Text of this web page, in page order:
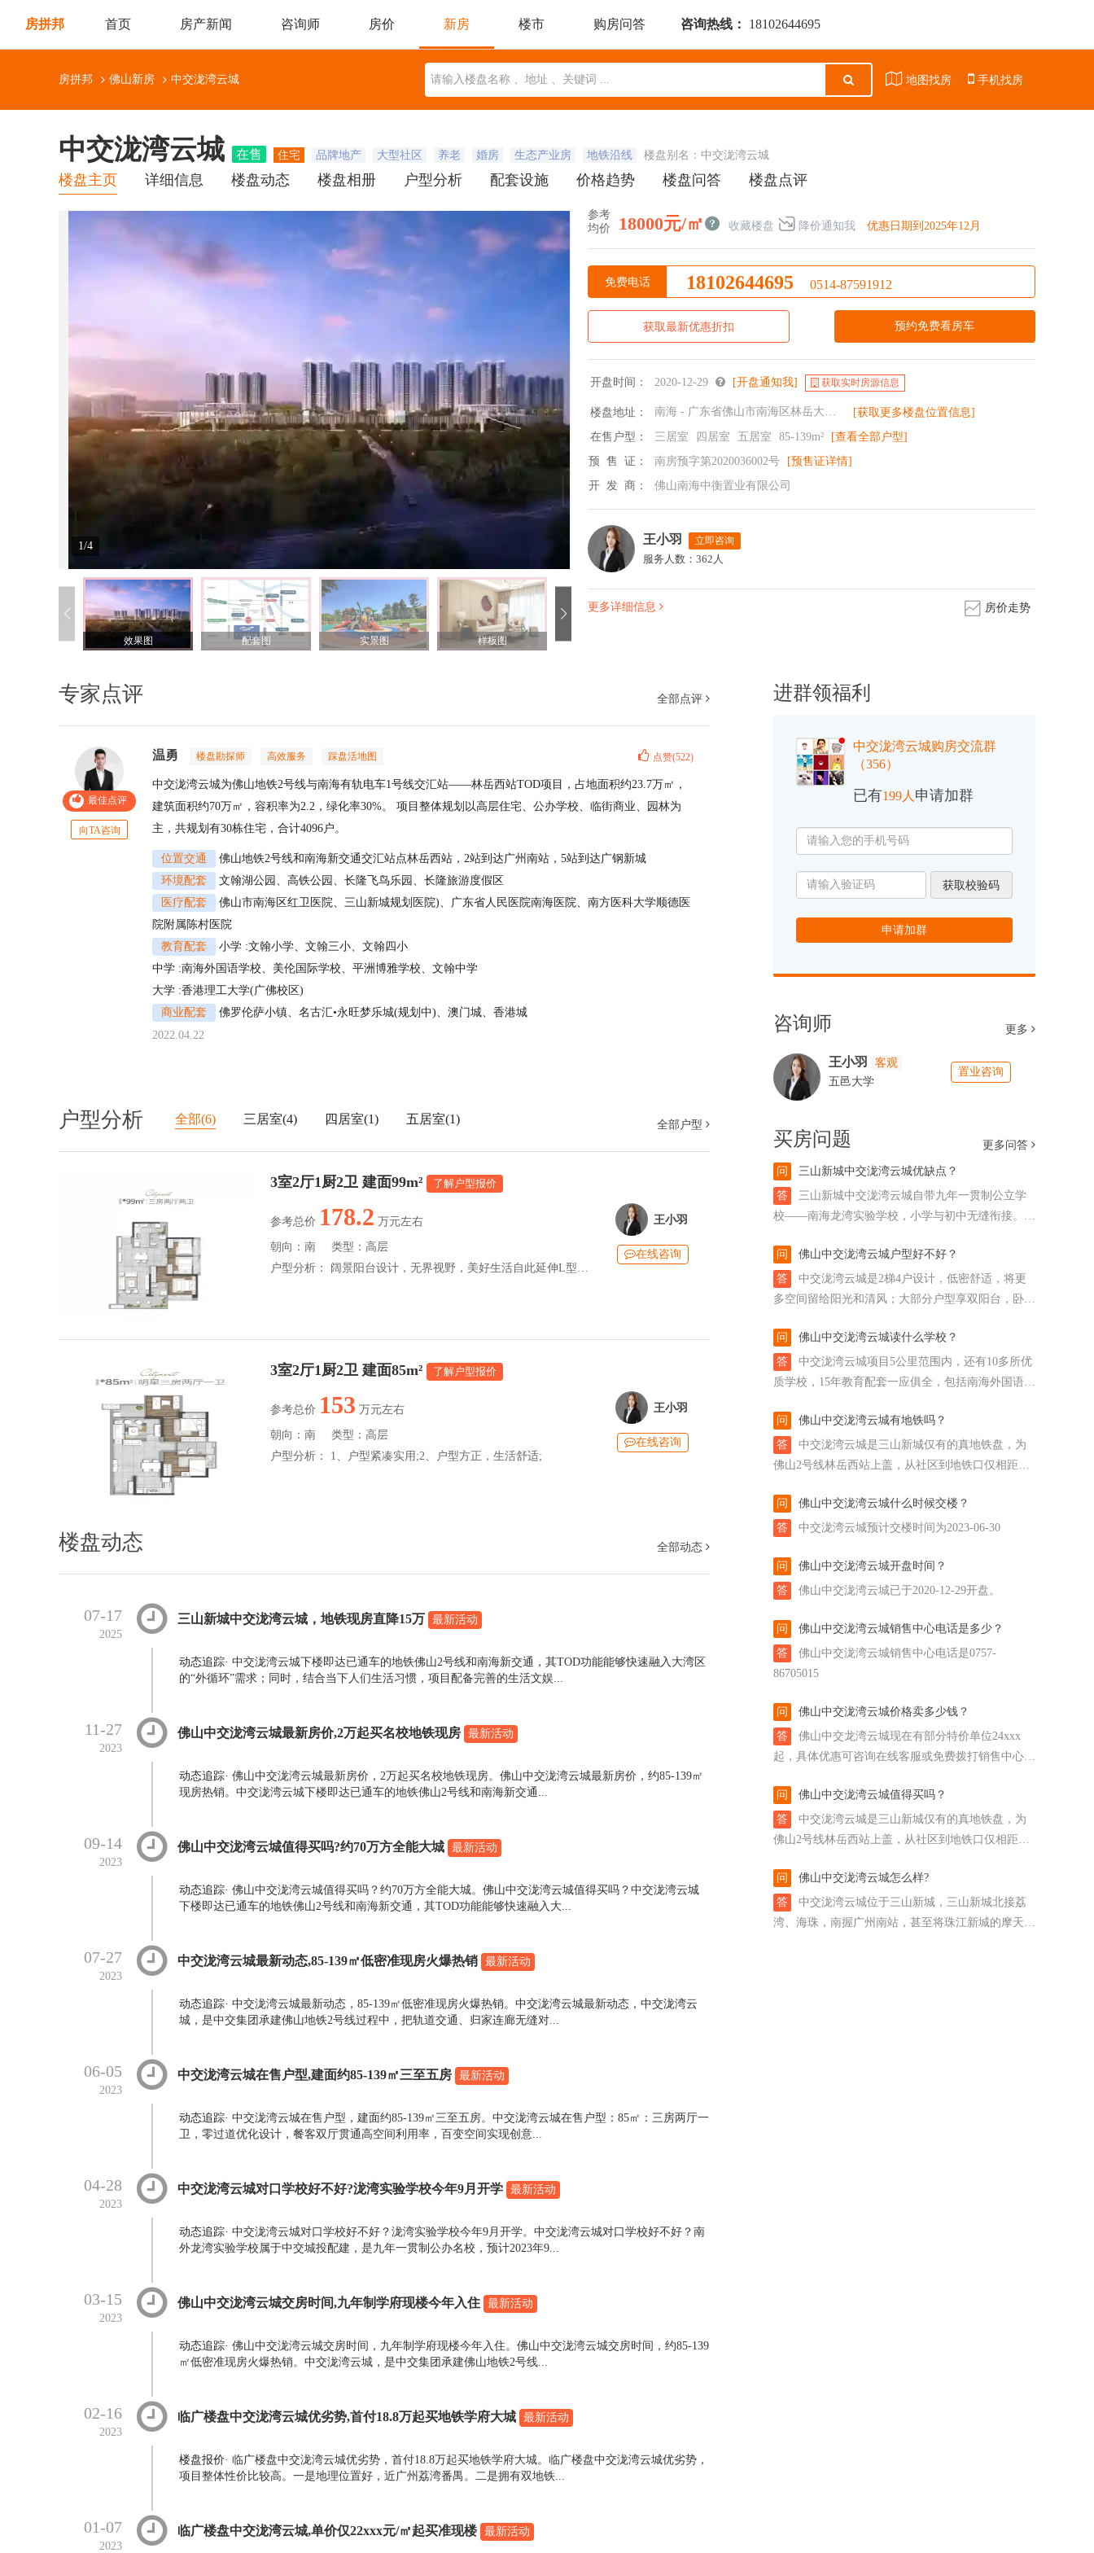
房拼邦 首页 房产新闻 咨询师 房价 新房
委托找房
楼市
本地楼市
购房问答 咨询热线： 18102644695
房拼邦 佛山新房 中交泷湾云城 地图找房 手机找房
中交泷湾云城 在售 住宅 品牌地产 大型社区 养老 婚房 生态产业房 地铁沿线 楼盘别名：中交泷湾云城
楼盘主页 详细信息 楼盘动态 楼盘相册 户型分析 配套设施 价格趋势 楼盘问答 楼盘点评
1/4
效果图 配套图 实景图 样板图
参考
均价
18000元/㎡ 收藏楼盘 降价通知我 优惠日期到2025年12月
免费电话 18102644695 0514-87591912
获取最新优惠折扣 预约免费看房车
开盘时间： 2020-12-29 [开盘通知我] 获取实时房源信息
楼盘地址： 南海 - 广东省佛山市南海区林岳大道(佛山地铁2号线林岳西站)
[获取更多楼盘位置信息]
在售户型：
三居室 四居室 五居室 85-139m²
[查看全部户型]
预 售 证：
南房预字第2020036002号
[预售证详情]
开 发 商：
佛山南海中衡置业有限公司
王小羽 立即咨询
服务人数：362人
更多详细信息 房价走势
专家点评 全部点评
最佳点评
向TA咨询
温勇 楼盘勘探师 高效服务 踩盘活地图 点赞(522)
中交泷湾云城为佛山地铁2号线与南海有轨电车1号线交汇站——林岳西站TOD项目，占地面积约23.7万㎡，
建筑面积约70万㎡，容积率为2.2，绿化率30%。 项目整体规划以高层住宅、公办学校、临街商业、园林为
主，共规划有30栋住宅，合计4096户。
位置交通
佛山地铁2号线和南海新交通交汇站点林岳西站，2站到达广州南站，5站到达广钢新城
环境配套
文翰湖公园、高铁公园、长隆飞鸟乐园、长隆旅游度假区
医疗配套
佛山市南海区红卫医院、三山新城规划医院)、广东省人民医院南海医院、南方医科大学顺德医
院附属陈村医院
教育配套
小学 :文翰小学、文翰三小、文翰四小
中学 :南海外国语学校、美伦国际学校、平洲博雅学校、文翰中学
大学 :香港理工大学(广佛校区)
商业配套
佛罗伦萨小镇、名古汇•永旺梦乐城(规划中)、澳门城、香港城
2022.04.22
户型分析 全部(6) 三居室(4) 四居室(1) 五居室(1) 全部户型
3室2厅1厨2卫 建面99m² 了解户型报价
参考总价 178.2 万元左右
朝向：南
类型：高层
户型分析：
阔景阳台设计，无界视野，美好生活自此延伸L型明亮厨房，收纳有序，洗切炒取一步到位
王小羽
在线咨询
3室2厅1厨2卫 建面85m² 了解户型报价
参考总价 153 万元左右
朝向：南
类型：高层
户型分析：
1、户型紧凑实用;2、户型方正，生活舒适;
王小羽
在线咨询
楼盘动态 全部动态
07-17
2025
三山新城中交泷湾云城，地铁现房直降15万 最新活动
动态追踪· 中交泷湾云城下楼即达已通车的地铁佛山2号线和南海新交通，其TOD功能能够快速融入大湾区
的“外循环”需求；同时，结合当下人们生活习惯，项目配备完善的生活文娱...
11-27
2023
佛山中交泷湾云城最新房价,2万起买名校地铁现房 最新活动
动态追踪· 佛山中交泷湾云城最新房价，2万起买名校地铁现房。佛山中交泷湾云城最新房价，约85-139㎡
现房热销。中交泷湾云城下楼即达已通车的地铁佛山2号线和南海新交通...
09-14
2023
佛山中交泷湾云城值得买吗?约70万方全能大城 最新活动
动态追踪· 佛山中交泷湾云城值得买吗？约70万方全能大城。佛山中交泷湾云城值得买吗？中交泷湾云城
下楼即达已通车的地铁佛山2号线和南海新交通，其TOD功能能够快速融入大...
07-27
2023
中交泷湾云城最新动态,85-139㎡低密准现房火爆热销 最新活动
动态追踪· 中交泷湾云城最新动态，85-139㎡低密准现房火爆热销。中交泷湾云城最新动态，中交泷湾云
城，是中交集团承建佛山地铁2号线过程中，把轨道交通、归家连廊无缝对...
06-05
2023
中交泷湾云城在售户型,建面约85-139㎡三至五房 最新活动
动态追踪· 中交泷湾云城在售户型，建面约85-139㎡三至五房。中交泷湾云城在售户型：85㎡：三房两厅一
卫，零过道优化设计，餐客双厅贯通高空间利用率，百变空间实现创意...
04-28
2023
中交泷湾云城对口学校好不好?泷湾实验学校今年9月开学 最新活动
动态追踪· 中交泷湾云城对口学校好不好？泷湾实验学校今年9月开学。中交泷湾云城对口学校好不好？南
外龙湾实验学校属于中交城投配建，是九年一贯制公办名校，预计2023年9...
03-15
2023
佛山中交泷湾云城交房时间,九年制学府现楼今年入住 最新活动
动态追踪· 佛山中交泷湾云城交房时间，九年制学府现楼今年入住。佛山中交泷湾云城交房时间，约85-139
㎡低密准现房火爆热销。中交泷湾云城，是中交集团承建佛山地铁2号线...
02-16
2023
临广楼盘中交泷湾云城优劣势,首付18.8万起买地铁学府大城 最新活动
楼盘报价· 临广楼盘中交泷湾云城优劣势，首付18.8万起买地铁学府大城。临广楼盘中交泷湾云城优劣势，
项目整体性价比较高。一是地理位置好，近广州荔湾番禺。二是拥有双地铁...
01-07
2023
临广楼盘中交泷湾云城,单价仅22xxx元/㎡起买准现楼 最新活动
进群领福利
中交泷湾云城购房交流群
（356）
已有199人 申请加群
获取校验码
申请加群
咨询师 更多
王小羽
客观
五邑大学
置业咨询
买房问题 更多问答
问
三山新城中交泷湾云城优缺点？
答
三山新城中交泷湾云城自带九年一贯制公立学
校——南海龙湾实验学校，小学与初中无缝衔接。
主规划仅有4000多户，与广州多个带学校的大盘相
较，优势明显。
问
佛山中交泷湾云城户型好不好？
答
中交泷湾云城是2梯4户设计，低密舒适，将更
多空间留给阳光和清风；大部分户型享双阳台，卧室
贵。
问
佛山中交泷湾云城读什么学校？
答
中交泷湾云城项目5公里范围内，还有10多所优
质学校，15年教育配套一应俱全，包括南海外国语学
问
佛山中交泷湾云城有地铁吗？
答
中交泷湾云城是三山新城仅有的真地铁盘，为
佛山2号线林岳西站上盖，从社区到地铁口仅相距数
交通大网后，通过2号线，5站到海珠；而换乘22号
线，4站到广钢新城。 从项目自驾到广州也便利，与
即可到达。
问
佛山中交泷湾云城什么时候交楼？
答
中交泷湾云城预计交楼时间为2023-06-30
问
佛山中交泷湾云城开盘时间？
答
佛山中交泷湾云城已于2020-12-29开盘。
问
佛山中交泷湾云城销售中心电话是多少？
答
佛山中交泷湾云城销售中心电话是0757-
86705015
问
佛山中交泷湾云城价格卖多少钱？
答
佛山中交龙湾云城现在有部分特价单位24xxx
起，具体优惠可咨询在线客服或免费拨打销售中心热
问
佛山中交泷湾云城值得买吗？
答
中交泷湾云城是三山新城仅有的真地铁盘，为
佛山2号线林岳西站上盖，从社区到地铁口仅相距数
交通大网后，通过2号线，5站到海珠；而换乘22号
线，4站到广钢新城。 从项目自驾到广州也便利，与
珠江新城直线距离约16公里，约一集电视剧的时间，
问
佛山中交泷湾云城怎么样?
答
中交泷湾云城位于三山新城，三山新城北接荔
湾、海珠，南握广州南站，甚至将珠江新城的摩天大